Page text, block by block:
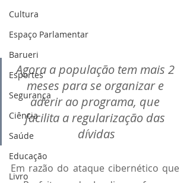
Cultura
Espaço Parlamentar
Barueri
Esportes
Segurança
Ciência
Saúde
Educação
Livro
Agora a população tem mais 2
meses para se organizar e
aderir ao programa, que
facilita a regularização das
dívidas
Em razão do ataque cibernético que